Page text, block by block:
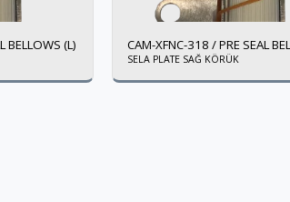
BELLOWS (L) CAM-XFNC-318 / PRE SEAL
SELA PLATE SAĞ KÖRÜK